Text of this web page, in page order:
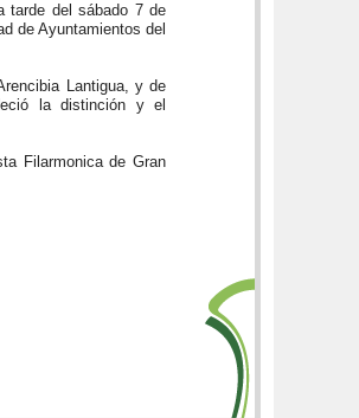
tarde del sábado 7 de
de Ayuntamientos del
Lantigua, y de
la distinción y el
Filarmonica de Gran